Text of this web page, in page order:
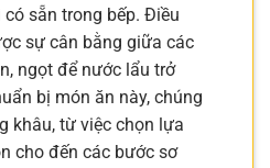
sẵn trong bếp. Điều
sự cân bằng giữa các
ngọt để nước lẩu trở
bị món ăn này, chúng
khâu, từ việc chọn lựa
cho đến các bước sơ